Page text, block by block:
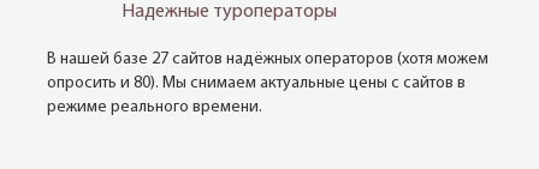
Надежные туроператоры
В нашей базе 27 сайтов надёжных операторов (хотя можем
опросить и 80). Мы снимаем актуальные цены с сайтов в
режиме реального времени.